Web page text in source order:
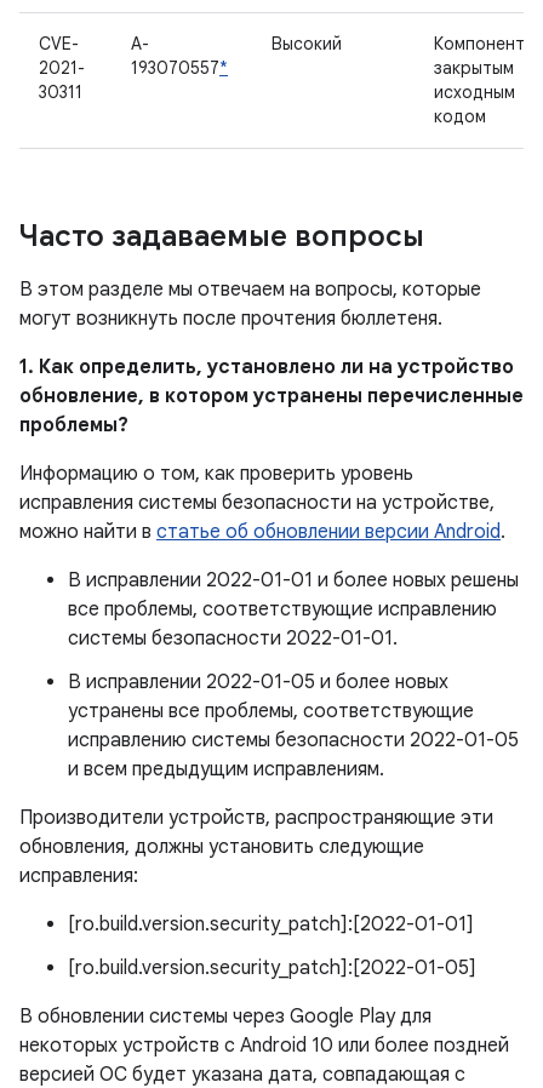
CVE-
2021-
30311
A-
193070557*
Высокий
Компонент с
закрытым
исходным
кодом
Часто задаваемые вопросы
В этом разделе мы отвечаем на вопросы, которые
могут возникнуть после прочтения бюллетеня.
1. Как определить, установлено ли на устройство
обновление, в котором устранены перечисленные
проблемы?
Информацию о том, как проверить уровень
исправления системы безопасности на устройстве,
можно найти в статье об обновлении версии Android.
В исправлении 2022-01-01 и более новых решены
все проблемы, соответствующие исправлению
системы безопасности 2022-01-01.
В исправлении 2022-01-05 и более новых
устранены все проблемы, соответствующие
исправлению системы безопасности 2022-01-05
и всем предыдущим исправлениям.
Производители устройств, распространяющие эти
обновления, должны установить следующие
исправления:
[ro.build.version.security_patch]:[2022-01-01]
[ro.build.version.security_patch]:[2022-01-05]
В обновлении системы через Google Play для
некоторых устройств с Android 10 или более поздней
версией ОС будет указана дата, совпадающая с